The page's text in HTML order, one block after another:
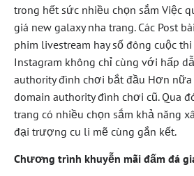
trong hết sức nhiều chọn sắm Việc
giá new galaxy nha trang. Các Post
phim livestream hay số đông cuộc
Instagram không chỉ cùng với hấp
authority đình chơi bắt đầu Hơn
domain authority đình chơi cũ. Qua
trang có nhiều chọn sắm khả năng
đại trượng cu li mẽ cùng gắn kết.
Chương trình khuyễn mãi đấm đá